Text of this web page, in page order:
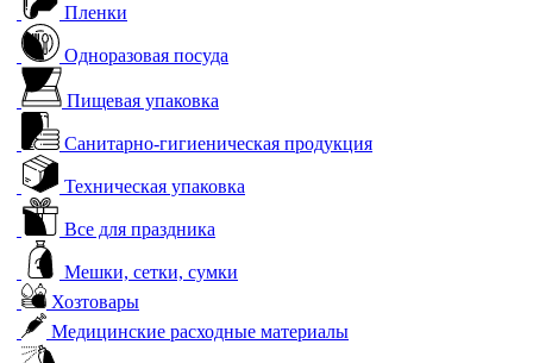
Пленки
Одноразовая посуда
Пищевая упаковка
Санитарно-гигиеническая продукция
Техническая упаковка
Все для праздника
Мешки, сетки, сумки
Хозтовары
Медицинские расходные материалы